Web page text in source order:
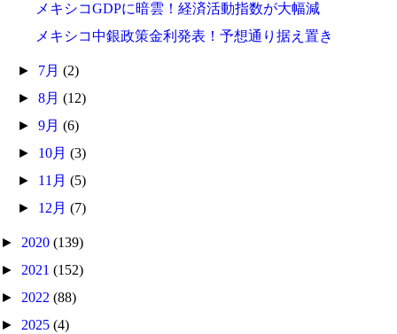
メキシコGDPに暗雲！経済活動指数が大幅減
メキシコ中銀政策金利発表！予想通り据え置き
► 7月(2)
►8月(12)
►9月(6)
► 10月(3)
► 11月(5)
► 12月(7)
► 2020 (139)
► 2021 (152)
► 2022 (88)
► 2025 (4)